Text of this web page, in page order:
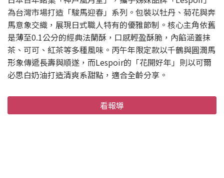
為台灣市場打造「駿馬迎春」系列。包裝以牡丹、菊花與奔
馬意象交織，展現日式職人特有的優雅節制。核心主角依舊
是薄至0.1公分的經典法蘭酥，口感輕盈酥脆，內餡涵蓋抹
茶、可可、紅茶等多種風味。丙午年限定款以千鶴與圓潤馬
形象傳遞長壽與順遂，而Lespoir的「花開好年」則以可爾
必思白奶油打造清爽系甜點，適合全齡分享。
看報導